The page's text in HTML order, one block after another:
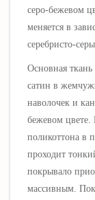
серо-бежевом
меняется в
серебристо-
Основная
сатин в
наволочек и
бежевом цвете.
поликоттона в
проходит
покрывало
массивным.